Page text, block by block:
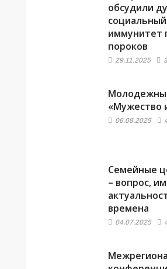
обсудили
социальный
иммунитет
пороков
29.11.2025
«Мужество
06.08.2025
Семейные
– вопрос,
времена
04.07.2025